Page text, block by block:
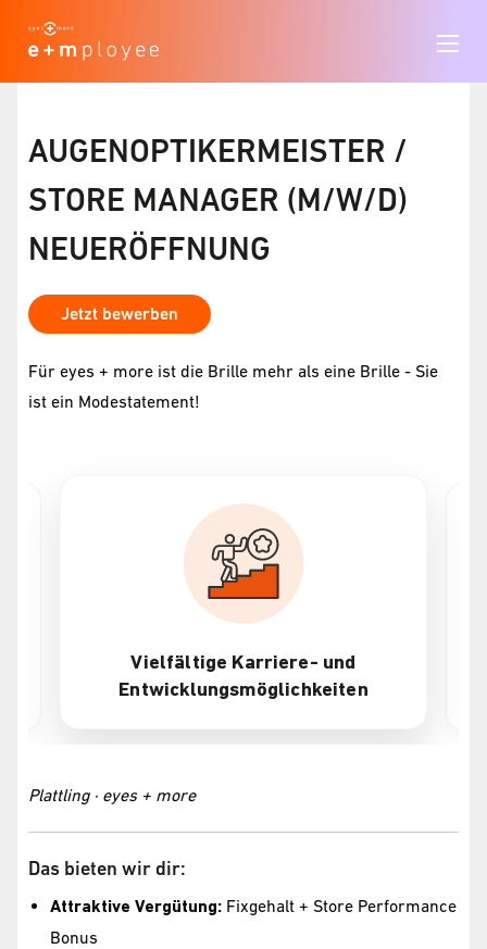
AUGENOPTIKERMEISTER /
STORE MANAGER (M/W/D)
NEUERÖFFNUNG
Jetzt bewerben
Für eyes + more ist die Brille mehr als eine Brille - Sie
ist ein Modestatement!
Attraktive Vergütung + Bonus
Plattling · eyes + more
Das bieten wir dir:
Attraktive Vergütung: Fixgehalt + Store Performance
Bonus